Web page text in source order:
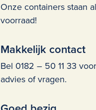
Onze containers staan
voorraad!
Makkelijk contact
Bel 0182 – 50 11 33
advies of vragen.